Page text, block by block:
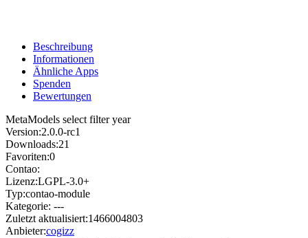
Beschreibung
Informationen
Ähnliche Apps
Spenden
Bewertungen
MetaModels select filter year
Version:2.0.0-rc1
Downloads:21
Favoriten:0
Contao:
Lizenz:LGPL-3.0+
Typ:contao-module
Kategorie: ---
Zuletzt aktualisiert:1466004803
Anbieter:cogizz